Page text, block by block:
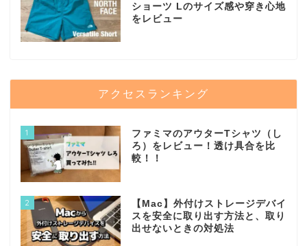
ショーツ Lのサイズ感や穿き心地
をレビュー
アクセスランキング
1
ファミマのアウターTシャツ（し
ろ）をレビュー！透け具合を比
較！！
2
【Mac】外付けストレージデバイ
スを安全に取り出す方法と、取り
出せないときの対処法